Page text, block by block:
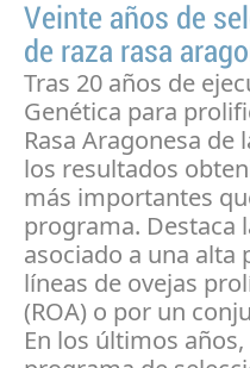
Veinte años de
de raza rasa
Tras 20 años de
Genética para
Rasa Aragonesa de
los resultados
más importantes
programa. Destaca
asociado a una alta
líneas de ovejas
(ROA) o por un
En los últimos